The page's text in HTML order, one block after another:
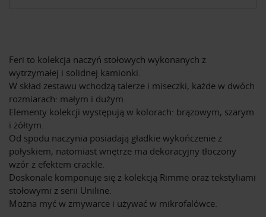
Feri to kolekcja naczyń stołowych wykonanych z
wytrzymałej i solidnej kamionki.
W skład zestawu wchodzą talerze i miseczki, każde w dwóch
rozmiarach: małym i dużym.
Elementy kolekcji występują w kolorach: brązowym, szarym
i żółtym.
Od spodu naczynia posiadają gładkie wykończenie z
połyskiem, natomiast wnętrze ma dekoracyjny tłoczony
wzór z efektem crackle.
Doskonale komponuje się z kolekcją Rimme oraz tekstyliami
stołowymi z serii Uniline.
Można myć w zmywarce i używać w mikrofalówce.